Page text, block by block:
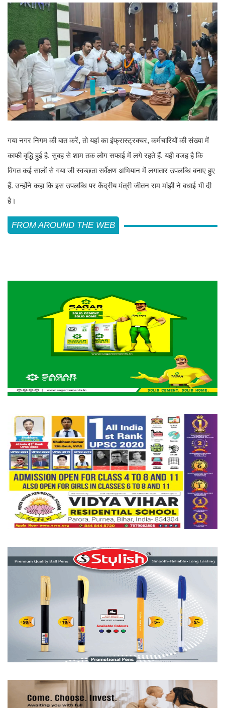
गया नगर निगम की बात करें, तो यहां का इंफ्रास्ट्रक्चर, कर्मचारियों की संख्या में
काफी वृद्धि हुई है. सुबह से शाम तक लोग सफाई में लगे रहते हैं. यही वजह है कि
विगत कई सालों से गया जी स्वच्छता सर्वेक्षण अभियान में लगातार उपलब्धि बनाए हुए
हैं. उन्होंने कहा कि इस उपलब्धि पर केंद्रीय मंत्री जीतन राम मांझी ने बधाई भी दी
है।
FROM AROUND THE WEB